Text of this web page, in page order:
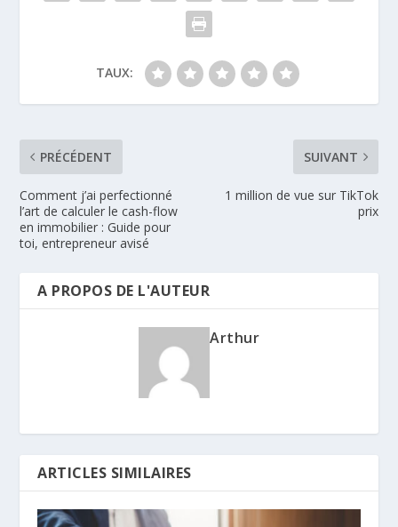
TAUX:
PRÉCÉDENT
Comment j’ai perfectionné
l’art de calculer le cash-flow
en immobilier : Guide pour
toi, entrepreneur avisé
SUIVANT
1 million de vue sur TikTok
prix
A PROPOS DE L'AUTEUR
Arthur
ARTICLES SIMILAIRES